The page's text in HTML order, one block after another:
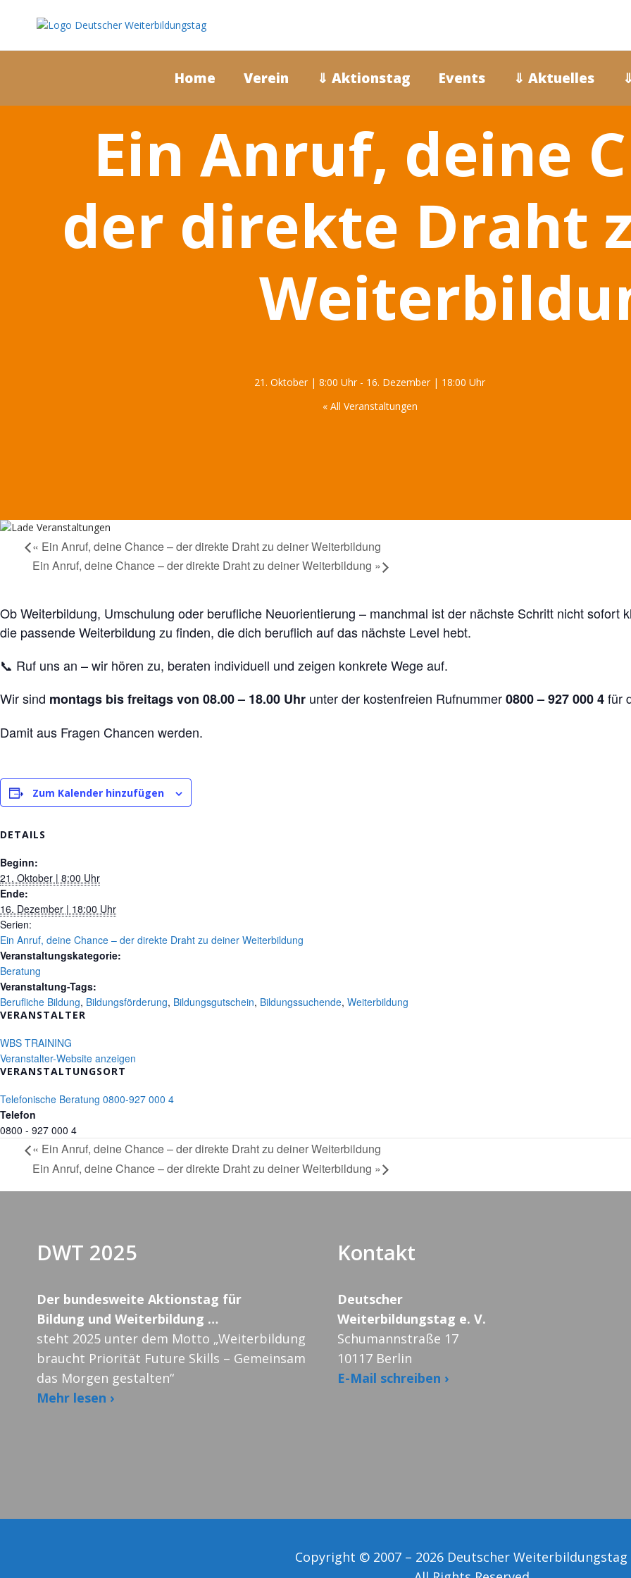
Home Verein ⇓ Aktionstag Events ⇓ Aktuelles
Ein Anruf, deine
der direkte Draht
21. Oktober | 8:00 Uhr- 16. Dezember | 18:00 Uhr
« All Veranstaltungen
« Ein Anruf, deine Chance – der direkte Draht zu deiner Weiterbildung
Ein Anruf, deine Chance – der direkte Draht zu deiner Weiterbildung »
Ob Weiterbildung, Umschulung oder berufliche Neuorientierung – manchmal ist der nächste Schritt nicht sofort
die passende Weiterbildung zu finden, die dich beruflich auf das nächste Level hebt.
📞 Ruf uns an – wir hören zu, beraten individuell und zeigen konkrete Wege auf.
Wir sind montags bis freitags von 08.00 – 18.00 Uhr unter der kostenfreien Rufnummer0800 – 927 000 4für
Damit aus Fragen Chancen werden.
Zum Kalender hinzufügen
DETAILS
Beginn:
21. Oktober | 8:00 Uhr
Ende:
16. Dezember | 18:00 Uhr
Serien:
Ein Anruf, deine Chance – der direkte Draht zu deiner Weiterbildung
Veranstaltungskategorie:
Beratung
Veranstaltung-Tags:
Berufliche Bildung, Bildungsförderung, Bildungsgutschein, Bildungssuchende, Weiterbildung
VERANSTALTER
WBS TRAINING
Veranstalter-Website anzeigen
VERANSTALTUNGSORT
Telefonische Beratung 0800-927 000 4
Telefon
0800 - 927 000 4
« Ein Anruf, deine Chance – der direkte Draht zu deiner Weiterbildung
Ein Anruf, deine Chance – der direkte Draht zu deiner Weiterbildung »
DWT 2025
Der bundesweite Aktionstag für
Bildung und Weiterbildung …
steht 2025 unter dem Motto „Weiterbildung
braucht Priorität Future Skills – Gemeinsam
das Morgen gestalten“
Mehr lesen ›
Kontakt
Deutscher
Weiterbildungstag e. V.
Schumannstraße 17
10117 Berlin
E-Mail schreiben ›
Copyright © 2007 – 2026 Deutscher Weiterbildungstag